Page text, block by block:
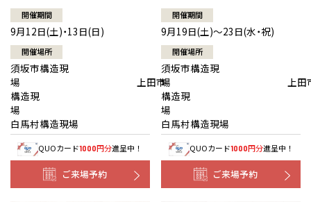
開催期間
9月12日(土)・13日(日)
開催場所
須坂市構造現
場 上田市
構造現
場
白馬村構造現場
QUOカード1000円分進呈中！
ご来場予約
開催期間
9月19日(土)～23日(水・祝)
開催場所
須坂市構造現
場 上田
構造現
白馬村構造現場
QUOカード1000円分進呈中！
ご来場予約